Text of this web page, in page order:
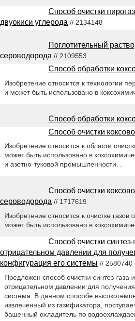
Способ очистки
двуокиси углерода // 2134148
Поглотительный
сероводорода // 2109553
Способ обработки
Изобретение относится к технологии
и может быть использовано в
Способ обработки
Способ очистки
Изобретение относится к области
может быть использовано в
и азотно-туковой промышленности. .
Способ очистки
сероводорода // 1717619
Изобретение относится к очистке газов
может быть использовано в
Способ очистки
отрицательном давлении для
конфигурация его системы // 2580740
Предложен способ очистки синтез-газа
отрицательном давлении для
система. В данном способе
извлеченный из газификатора,
башенный охладитель по